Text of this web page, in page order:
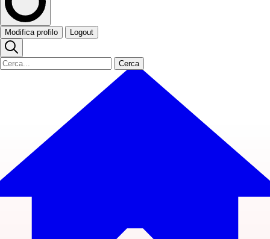
Modifica profilo Logout
Cerca